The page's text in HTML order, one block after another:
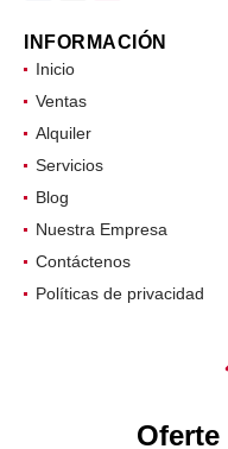
INFORMACIÓN
Inicio
Ventas
Alquiler
Servicios
Blog
Nuestra Empresa
Contáctenos
Políticas de privacidad